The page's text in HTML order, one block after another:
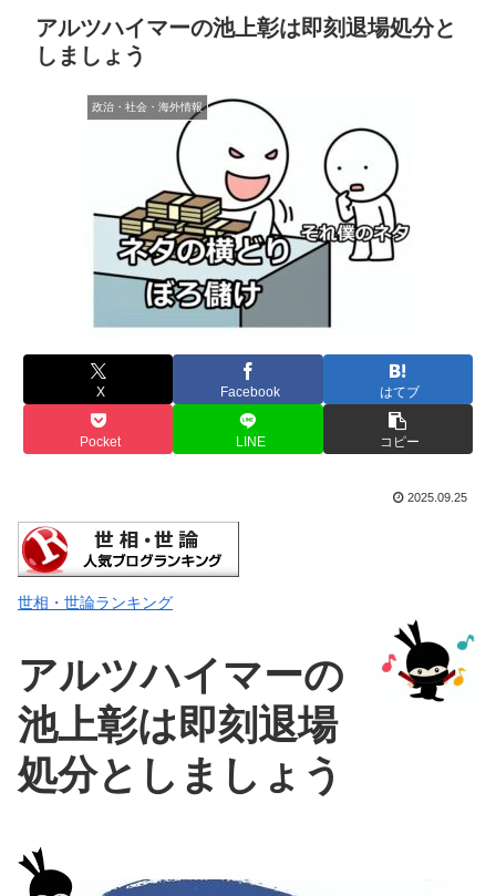
アルツハイマーの池上彰は即刻退場処分と
しましょう
政治・社会・海外情報
X Facebook はてブ
Pocket LINE コピー
2025.09.25
世相・世論ランキング
アルツハイマーの
池上彰は即刻退場
処分としましょう